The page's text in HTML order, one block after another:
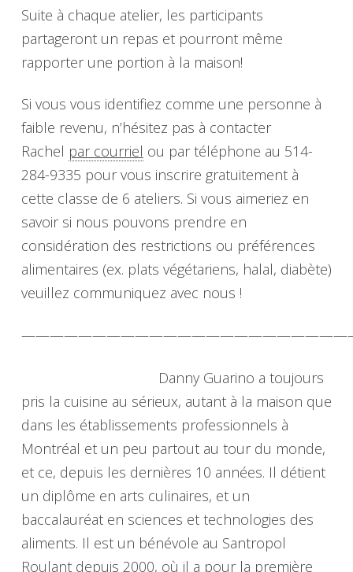
Suite à chaque atelier, les participants
partageront un repas et pourront même
rapporter une portion à la maison!
Si vous vous identifiez comme une personne à
faible revenu, n’hésitez pas à contacter
Rachel par courriel ou par téléphone au 514-
284-9335 pour vous inscrire gratuitement à
cette classe de 6 ateliers. Si vous aimeriez en
savoir si nous pouvons prendre en
considération des restrictions ou préférences
alimentaires (ex. plats végétariens, halal, diabète)
veuillez communiquez avec nous !
Danny Guarino a toujours
pris la cuisine au sérieux, autant à la maison que
dans les établissements professionnels à
Montréal et un peu partout au tour du monde,
et ce, depuis les dernières 10 années. Il détient
un diplôme en arts culinaires, et un
baccalauréat en sciences et technologies des
aliments. Il est un bénévole au Santropol
Roulant depuis 2000, où il a pour la première